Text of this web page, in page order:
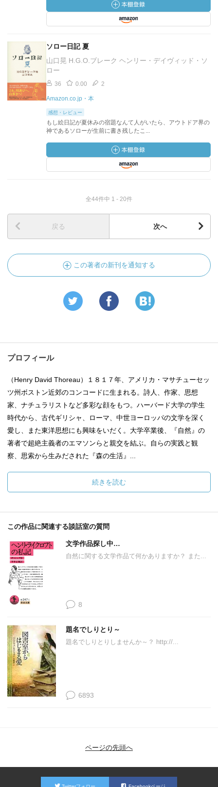
ソロー日記 夏
山口晃 H.G.O.ブレーク ヘンリー・デイヴィッド・ソ
ロー
36 0.00 2
Amazon.co.jp・本
感想・レビュー
もし絵日記が夏休みの宿題なんて人がいたら、アウトドア界の
神であるソローが生前に書き残したこ...
全44件中 1 - 20件
戻る 次へ
この著者の新刊を通知する
プロフィール
（Henry David Thoreau）１８１７年、アメリカ・マサチューセッ
ツ州ボストン近郊のコンコードに生まれる。詩人、作家、思想
家、ナチュラリストなど多彩な顔をもつ。ハーバード大学の学生
時代から、古代ギリシャ、ローマ、中世ヨーロッパの文学を深く
愛し、また東洋思想にも興味をいだく。大学卒業後、『自然』の
著者で超絶主義者のエマソンらと親交を結ぶ。自らの実践と観
察、思索から生みだされた『森の生活』...
続きを読む
この作品に関連する談話室の質問
文学作品探し中…
自然に関する文学作品て何かありますか？ また...
8
題名でしりとり～
題名でしりとりしませんか～？ http://...
6893
ページの先頭へ